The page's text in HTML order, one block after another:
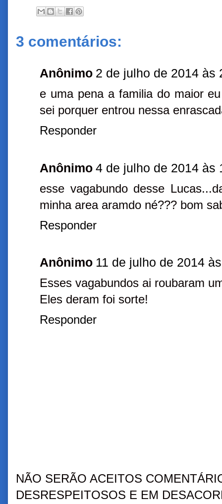
3 comentários:
Anônimo 2 de julho de 2014 às
e uma pena a familia do maior
sei porquer entrou nessa
Responder
Anônimo 4 de julho de 2014 às
esse vagabundo desse
minha area aramdo né??? bom
Responder
Anônimo 11 de julho de 2014
Esses vagabundos ai roubaram
Eles deram foi sorte!
Responder
NÃO SERÃO ACEITOS
DESRESPEITOSOS E EM